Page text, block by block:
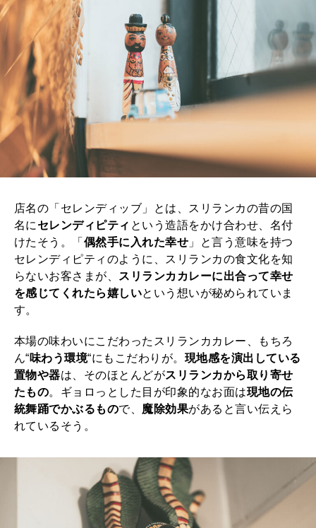
店名の「セレンディッブ」とは、スリランカの昔の国
名に セレンディピティ という造語をかけ合わせ、名付
けたそう。「 偶然手に入れた幸せ 」と言う意味を持つ
セレンディピティのように、スリランカの食文化を知
らないお客さまが、 スリランカカレーに出合って幸せ
を感じてくれたら嬉しいという想いが秘められていま
す。
本場の味わいにこだわったスリランカカレー、もちろ
ん“味わう環境“にもこだわりが。 現地感を演出している
置物や器は、そのほとんどがスリランカから取り寄せ
たもの。ギョロっとした目が印象的なお面は現地の伝
統舞踊でかぶるもので、 魔除効果があると言い伝えら
れているそう。